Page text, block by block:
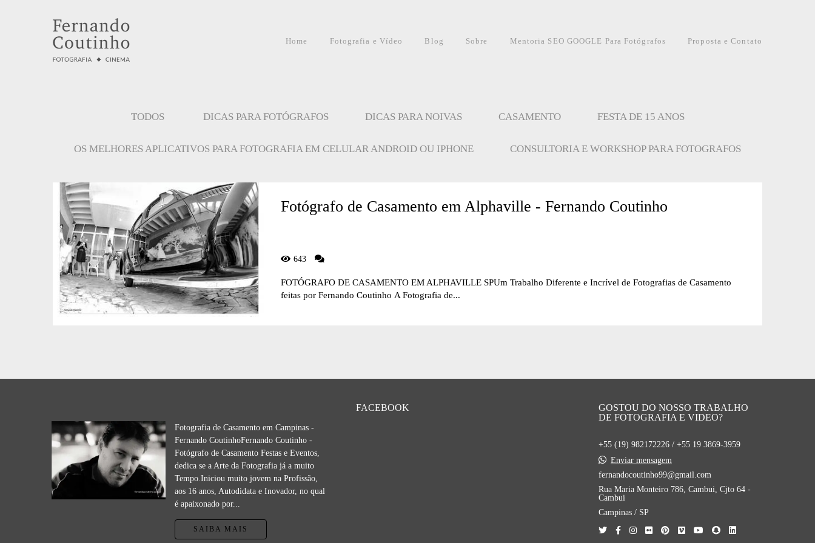
Home Fotografia e Vídeo Blog Sobre Mentoria SEO GOOGLE Para Fotógrafos Proposta e Contato
TODOS DICAS PARA FOTÓGRAFOS DICAS PARA NOIVAS CASAMENTO FESTA DE 15 ANOS
OS MELHORES APLICATIVOS PARA FOTOGRAFIA EM CELULAR ANDROID OU IPHONE CONSULTORIA E WORKSHOP PARA FOTOGRAFOS
Fotógrafo de Casamento em Alphaville - Fernando Coutinho
643
FOTÓGRAFO DE CASAMENTO EM ALPHAVILLE SPUm Trabalho Diferente e Incrível de Fotografias de Casamento
feitas por Fernando Coutinho A Fotografia de...
Fotografia de Casamento em Campinas -
Fernando CoutinhoFernando Coutinho -
Fotógrafo de Casamento Festas e Eventos,
dedica se a Arte da Fotografia já a muito
Tempo.Iniciou muito jovem na Profissão,
aos 16 anos, Autodidata e Inovador, no qual
é apaixonado por...
SAIBA MAIS
FACEBOOK
GOSTOU DO NOSSO TRABALHO
DE FOTOGRAFIA E VIDEO?
+55 (19) 982172226 / +55 19 3869-3959
Enviar mensagem
fernandocoutinho99@gmail.com
Rua Maria Monteiro 786, Cambui, Cjto 64 -
Cambui
Campinas / SP